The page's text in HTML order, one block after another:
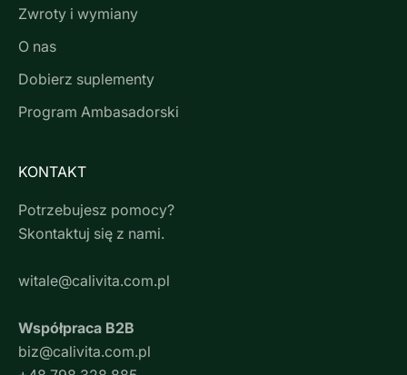
Zwroty i wymiany
O nas
Dobierz suplementy
Program Ambasadorski
KONTAKT
Potrzebujesz pomocy?
Skontaktuj się z nami.
witale@calivita.com.pl
Współpraca B2B
biz@calivita.com.pl